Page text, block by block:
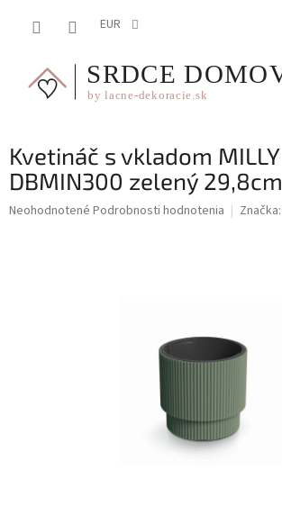
EUR
Kvetináč s vkladom MILLY
DBMIN300 zelený 29,8cm
Priemerné
Neohodnotené Podrobnosti hodnotenia Značka: